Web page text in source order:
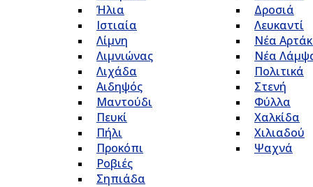
Ήλια
Ιστιαία
Λίμνη
Λιμνιώνας
Λιχάδα
Αιδηψός
Μαντούδι
Πευκί
Πήλι
Προκόπι
Ροβιές
Σηπιάδα
Δροσιά
Λευκαντί
Νέα
Νέα
Πολιτικά
Στενή
Φύλλα
Χαλκίδα
Χιλιαδού
Ψαχνά